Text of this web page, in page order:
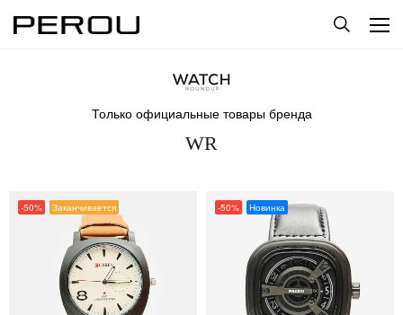
Только официальные товары бренда
WR
-50% Заканчивается -50% Новинка